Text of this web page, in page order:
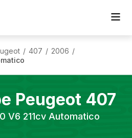
/ 407 / 2006 /
Peugeot 407
V6 211cv Automatico